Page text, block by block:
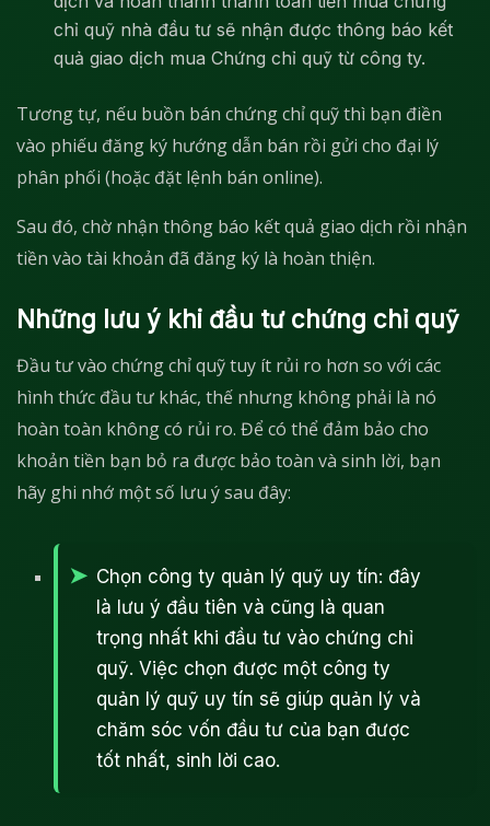
chỉ quỹ nhà đầu tư sẽ nhận được thông báo kết
quả giao dịch mua Chứng chỉ quỹ từ công ty.
Tương tự, nếu buồn bán chứng chỉ quỹ thì bạn điền
vào phiếu đăng ký hướng dẫn bán rồi gửi cho đại lý
phân phối (hoặc đặt lệnh bán online).
Sau đó, chờ nhận thông báo kết quả giao dịch rồi nhận
tiền vào tài khoản đã đăng ký là hoàn thiện.
Những lưu ý khi đầu tư chứng chỉ quỹ
Đầu tư vào chứng chỉ quỹ tuy ít rủi ro hơn so với các
hình thức đầu tư khác, thế nhưng không phải là nó
hoàn toàn không có rủi ro. Để có thể đảm bảo cho
khoản tiền bạn bỏ ra được bảo toàn và sinh lời, bạn
hãy ghi nhớ một số lưu ý sau đây:
Chọn công ty quản lý quỹ uy tín: đây
là lưu ý đầu tiên và cũng là quan
trọng nhất khi đầu tư vào chứng chỉ
quỹ. Việc chọn được một công ty
quản lý quỹ uy tín sẽ giúp quản lý và
chăm sóc vốn đầu tư của bạn được
tốt nhất, sinh lời cao.